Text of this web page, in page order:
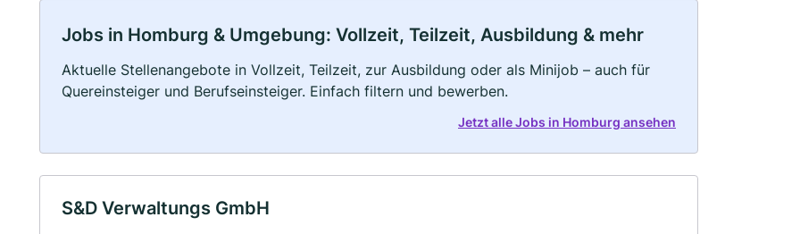
Jobs in Homburg & Umgebung: Vollzeit, Teilzeit, Ausbildung & mehr
Aktuelle Stellenangebote in Vollzeit, Teilzeit, zur Ausbildung oder als Minijob – auch für
Quereinsteiger und Berufseinsteiger. Einfach filtern und bewerben.
Jetzt alle Jobs in Homburg ansehen
S&D Verwaltungs GmbH